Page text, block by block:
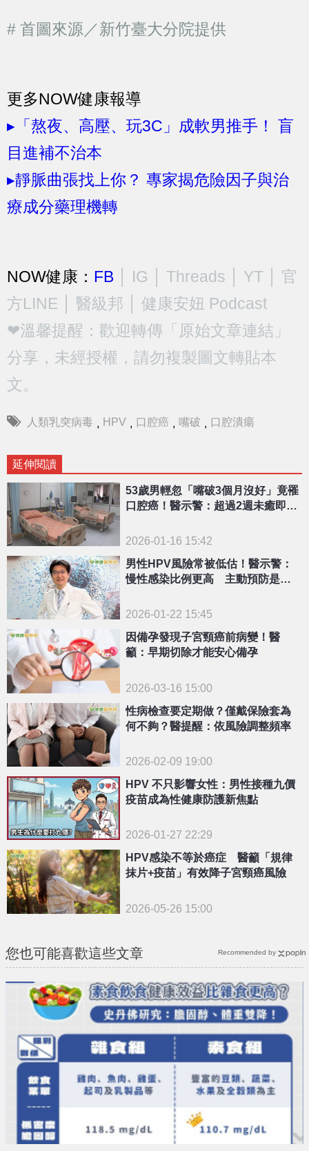
# 首圖來源／新竹臺大分院提供
更多NOW健康報導
▸「熬夜、高壓、玩3C」成軟男推手！ 盲
目進補不治本
▸靜脈曲張找上你？ 專家揭危險因子與治
療成分藥理機轉
NOW健康： FB│ IG Threads YT│ 官
方LINE
醫級邦
健康安妞 Podcast
❤溫馨提醒：歡迎轉傳「原始文章連結」
分享，未經授權，請勿複製圖文轉貼本
文。
人類乳突病毒 , HPV , 口腔癌 , 嘴破 , 口腔潰瘍
延伸閱讀
53歲男輕忽「嘴破3個月沒好」竟罹
口腔癌！醫示警：超過2週未癒即是
2026-01-16 15:42
男性HPV風險常被低估！醫示警：
慢性感染比例更高 主動預防是關
2026-01-22 15:45
因備孕發現子宮頸癌前病變！醫
籲：早期切除才能安心備孕
2026-03-16 15:00
性病檢查要定期做？僅戴保險套為
何不夠？醫提醒：依風險調整頻率
2026-02-09 19:00
HPV 不只影響女性：男性接種九價
疫苗成為性健康防護新焦點
2026-01-27 22:29
HPV感染不等於癌症 醫籲「規律
抹片+疫苗」有效降子宮頸癌風險
2026-05-26 15:00
您也可能喜歡這些文章 Recommended by